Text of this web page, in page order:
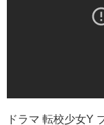
ドラマ 転校少女Y